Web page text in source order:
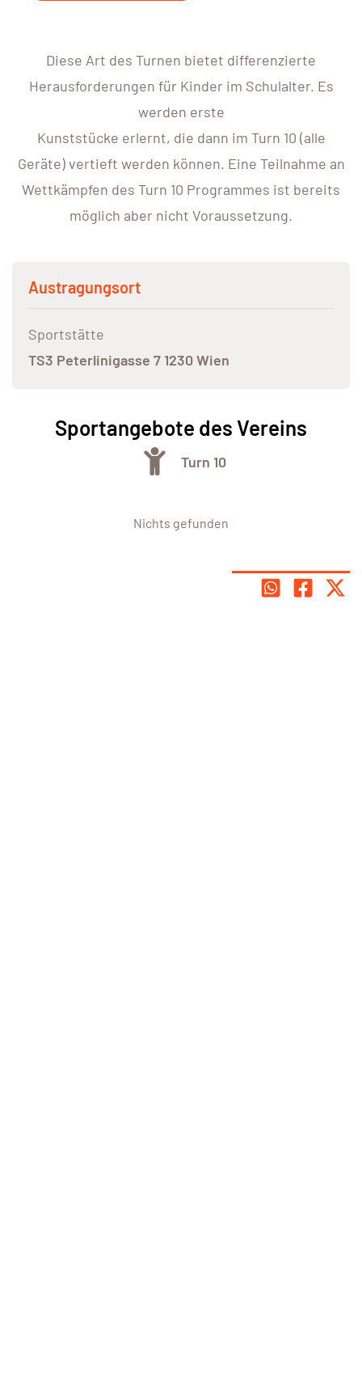
Diese Art des Turnen bietet differenzierte
Herausforderungen für Kinder im Schulalter. Es
werden erste
Kunststücke erlernt, die dann im Turn 10 (alle
Geräte) vertieft werden können. Eine Teilnahme an
Wettkämpfen des Turn 10 Programmes ist bereits
möglich aber nicht Voraussetzung.
Austragungsort
Sportstätte
TS3 Peterlinigasse 7 1230 Wien
Sportangebote des Vereins
Turn 10
Nichts gefunden